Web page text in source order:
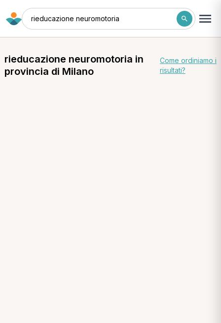
rieducazione neuromotoria
rieducazione neuromotoria in
provincia di Milano
Come ordiniamo i
risultati?